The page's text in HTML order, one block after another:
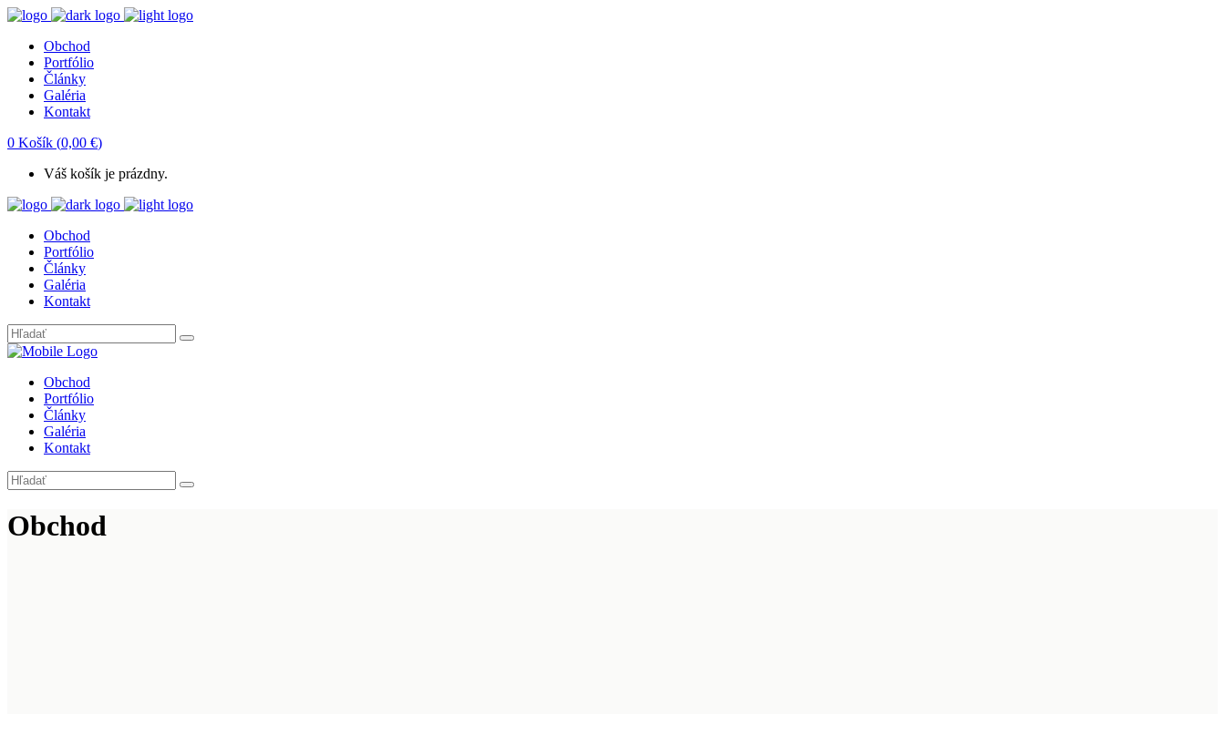
Obchod
Portfólio
Články
Galéria
Kontakt
0 Košík (0,00 €)
Váš košík je prázdny.
Obchod
Portfólio
Články
Galéria
Kontakt
Obchod
Portfólio
Články
Galéria
Kontakt
Obchod